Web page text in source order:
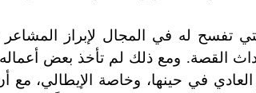
له في المجال لإبراز المشاعر
القصة. ومع ذلك لم تأخذ بعض أعماله
في حينها، وخاصة الإيطالي، مع